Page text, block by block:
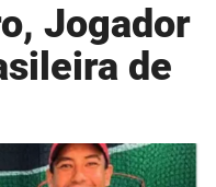
Jogador
de